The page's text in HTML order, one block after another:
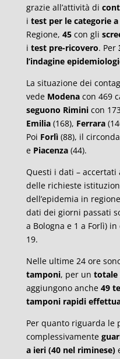
grazie all’attività di
i test per le categorie
Regione, 45 con gli
i test pre-ricovero. Per
l’indagine
La situazione dei
vede Modenacon 469
seguono Rimini con
Emilia(168), Ferrara
Poi Forlì (88), il
e Piacenza(44).
Questi i dati – accertati
delle richieste
dell’epidemia in
dati dei giorni passati
a Bologna e 1 a Forlì)
19.
Nelle ultime 24 ore
tamponi, per un totale
aggiungono anche 49
tamponi rapidi
Per quanto riguarda le
complessivamente
a ieri(40 nel riminese)